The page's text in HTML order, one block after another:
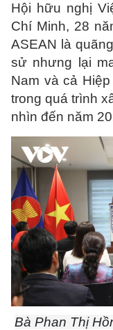
Hội hữu nghị
Chí Minh, 28
ASEAN là
sử nhưng lại
Nam và cả
trong quá trình
nhìn đến năm
Bà Phan Thị